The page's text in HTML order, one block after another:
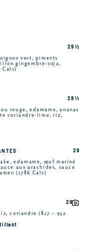
vert, piments
gingembre-soja,
Cals)
29 ½
rouge, edamame, ananas
coriandre-lime, riz,
28 ½
edamame, œuf mariné
aux arachides, sauce
(1786 Cals)
29
coriandre (817 – 952
29